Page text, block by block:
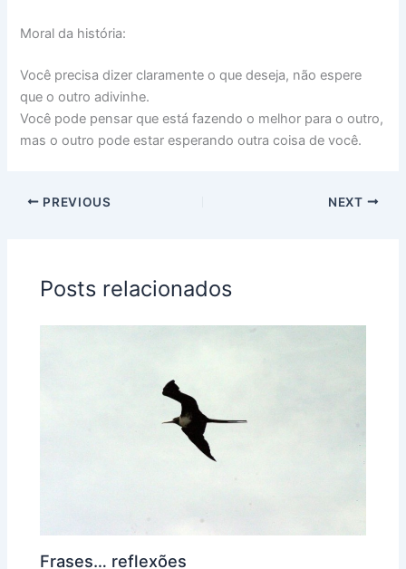
Moral da história:
Você precisa dizer claramente o que deseja, não espere
que o outro adivinhe.
Você pode pensar que está fazendo o melhor para o outro,
mas o outro pode estar esperando outra coisa de você.
PREVIOUS NEXT
Posts relacionados
Frases… reflexões